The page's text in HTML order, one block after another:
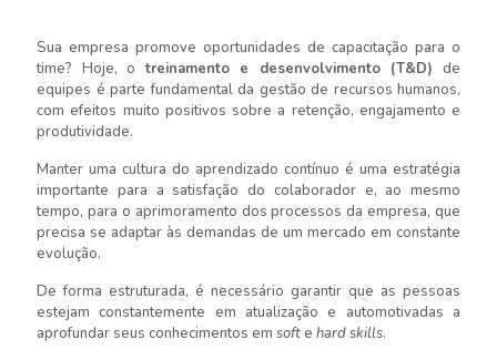
Sua empresa promove oportunidades de capacitação para o
time? Hoje, otreinamento e desenvolvimento (T&D) de
equipes é parte fundamental da gestão de recursos humanos,
com efeitos muito positivos sobre a retenção, engajamento e
produtividade.
Manter uma cultura do aprendizado contínuo é uma estratégia
importante para a satisfação do colaborador e, ao mesmo
tempo, para o aprimoramento dos processos da empresa, que
precisa se adaptar às demandas de um mercado em constante
evolução.
De forma estruturada, é necessário garantir que as pessoas
estejam constantemente em atualização e automotivadas a
aprofundar seus conhecimentos em softe hard skills.